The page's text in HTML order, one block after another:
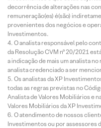
decorrência de alterações nas
remuneração(es) é(são)
provenientes dos negócios e
Investimentos.
O analista responsável pelo
da Resolução CVM nº 20/2021
a indicação de mais um analista
analista credenciado a ser
Os analistas da XP
todas as regras previstas no
Analista de Valores Mobiliários e
Valores Mobiliários da XP
O atendimento de nossos
Investimentos ou por assessores